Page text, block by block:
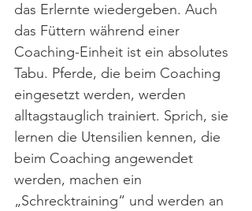
das Erlernte wiedergeben. Auch
das Füttern während einer
Coaching-Einheit ist ein absolutes
Tabu. Pferde, die beim Coaching
eingesetzt werden, werden
alltagstauglich trainiert. Sprich, sie
lernen die Utensilien kennen, die
beim Coaching angewendet
werden, machen ein
„Schrecktraining“ und werden an